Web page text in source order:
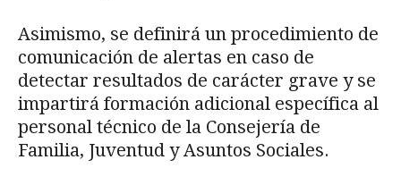
Asimismo, se definirá un procedimiento de
comunicación de alertas en caso de
detectar resultados de carácter grave y se
impartirá formación adicional específica al
personal técnico de la Consejería de
Familia, Juventud y Asuntos Sociales.